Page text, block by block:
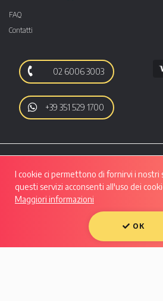
FAQ
Contatti
02 6006 3003
+39 351 529 1700
Autoo srl | Viale Luigi Majno, 28 - CAP 20129,
REA: MI - 2508280 | Capitale Sociale: Euro
I cookie ci permettono di fornirvi i nostri
questi servizi acconsenti all'uso dei
Maggiori informazioni
OK